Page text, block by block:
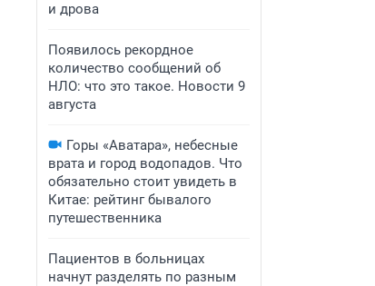
и дрова
Появилось рекордное
количество сообщений об
НЛО: что это такое. Новости 9
августа
Горы «Аватара», небесные
врата и город водопадов. Что
обязательно стоит увидеть в
Китае: рейтинг бывалого
путешественника
Пациентов в больницах
начнут разделять по разным